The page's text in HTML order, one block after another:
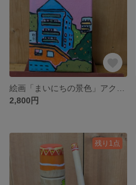
2,800円
残り1点